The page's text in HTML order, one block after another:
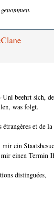
beehrt sich,
was folgt.
et de la
ein
einen Termin
distinguées,